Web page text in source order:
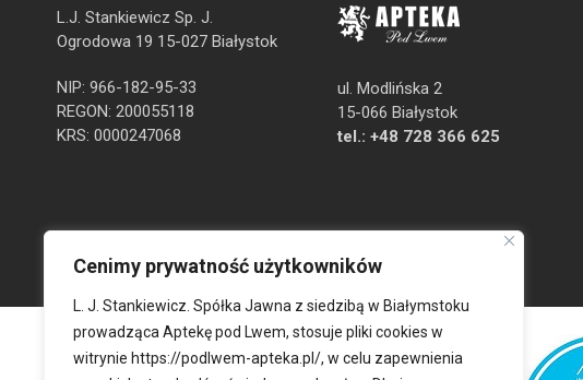
Cenimy prywatność użytkowników
L. J. Stankiewicz. Spółka Jawna z siedzibą w Białymstoku
prowadząca Aptekę pod Lwem, stosuje pliki cookies w
witrynie https://podlwem-apteka.pl/, w celu zapewnienia
L.J. Stankiewicz Sp. J.
Ogrodowa 19 15-027 Białystok
NIP: 966-182-95-33
REGON: 200055118
KRS: 0000247068
ul. Modlińska 2
15-066 Białystok
tel.: +48 728 366 625